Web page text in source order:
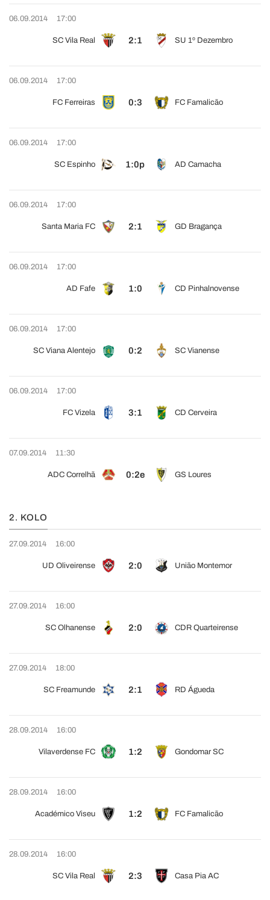
06.09.2014 17:00
SC Vila Real 2:1 SU 1º Dezembro
06.09.2014 17:00
FC Ferreiras 0:3 FC Famalicão
06.09.2014 17:00
SC Espinho 1:0p AD Camacha
06.09.2014 17:00
Santa Maria FC 2:1 GD Bragança
06.09.2014 17:00
AD Fafe 1:0 CD Pinhalnovense
06.09.2014 17:00
SC Viana Alentejo 0:2 SC Vianense
06.09.2014 17:00
FC Vizela 3:1 CD Cerveira
07.09.2014 11:30
ADC Correlhã 0:2e GS Loures
2. KOLO
27.09.2014 16:00
UD Oliveirense 2:0 União Montemor
27.09.2014 16:00
SC Olhanense 2:0 CDR Quarteirense
27.09.2014 18:00
SC Freamunde 2:1 RD Águeda
28.09.2014 16:00
Vilaverdense FC 1:2 Gondomar SC
28.09.2014 16:00
Académico Viseu 1:2 FC Famalicão
28.09.2014 16:00
SC Vila Real 2:3 Casa Pia AC